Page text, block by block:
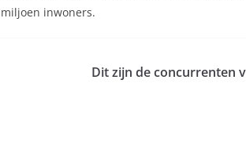
inwoners.
Dit zijn de concurrenten